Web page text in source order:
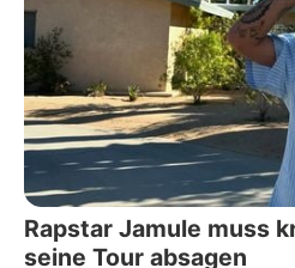
Rapstar Jamule muss
seine Tour absagen